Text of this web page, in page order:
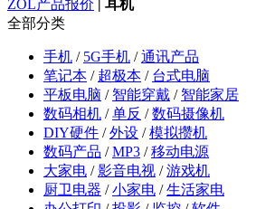
ZOL产品报价 | 耳机
全部分类
手机 / 5G手机 /通讯产品
笔记本 / 超极本 / 台式电脑
平板电脑 / 智能穿戴 / 智能家居
数码相机 /单反 /数码摄像机
DIY硬件 /外设 /模拟攒机
数码产品 /MP3 /移动电源
大家电 /影音电视 /游戏机
厨卫电器 /小家电 /生活家电